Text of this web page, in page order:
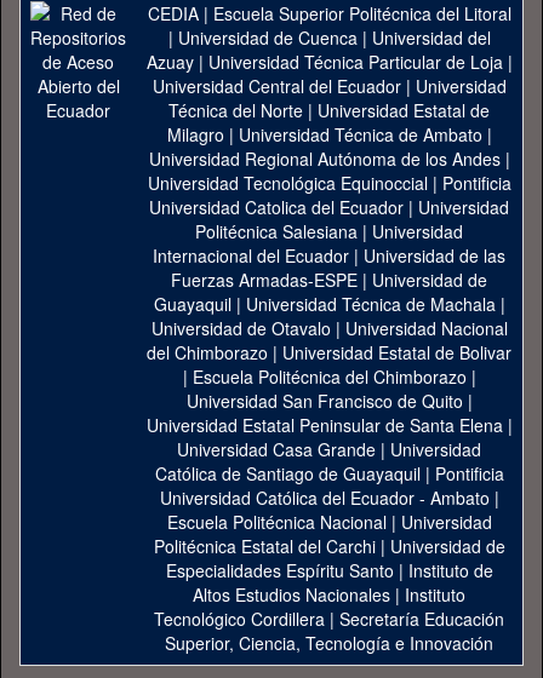
CEDIA| Escuela Superior Politécnica del Litoral
| Universidad de Cuenca| Universidad del
Azuay| Universidad Técnica Particular de Loja|
Universidad Central del Ecuador| Universidad
Técnica del Norte | Universidad Estatal de
Milagro | Universidad Técnica de Ambato |
Universidad Regional Autónoma de los Andes|
Universidad Tecnológica Equinoccial| Pontificia
Universidad Catolica del Ecuador | Universidad
Politécnica Salesiana | Universidad
Internacional del Ecuador | Universidad de las
Fuerzas Armadas-ESPE | Universidad de
Guayaquil| Universidad Técnica de Machala|
Universidad de Otavalo | Universidad Nacional
del Chimborazo | Universidad Estatal de Bolivar
| Escuela Politécnica del Chimborazo |
Universidad San Francisco de Quito |
Universidad Estatal Peninsular de Santa Elena|
Universidad Casa Grande | Universidad
Católica de Santiago de Guayaquil| Pontificia
Universidad Católica del Ecuador - Ambato |
Escuela Politécnica Nacional| Universidad
Politécnica Estatal del Carchi| Universidad de
Especialidades Espíritu Santo | Instituto de
Altos Estudios Nacionales | Instituto
Tecnológico Cordillera | Secretaría Educación
Superior, Ciencia, Tecnología e Innovación